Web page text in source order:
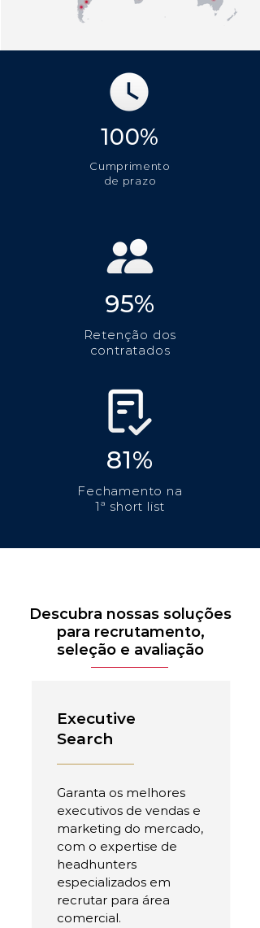
100%
Cumprimento
de prazo
95%
Retenção dos
contratados
81%
Fechamento na
1ª short list
Descubra nossas soluções
para recrutamento,
seleção e avaliação
Executive
Search
Garanta os melhores
executivos de vendas e
marketing do mercado,
com o expertise de
headhunters
especializados em
recrutar para área
comercial.